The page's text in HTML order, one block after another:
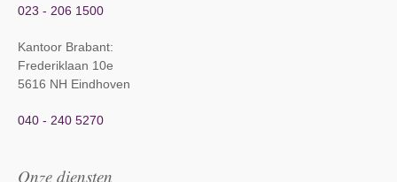
023 - 206 1500
Kantoor Brabant:
Frederiklaan 10e
5616 NH Eindhoven
040 - 240 5270
Onze diensten